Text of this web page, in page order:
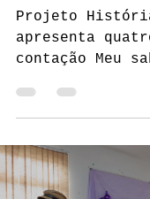
15 de abr.
2
Taió
da
Projeto
apresenta